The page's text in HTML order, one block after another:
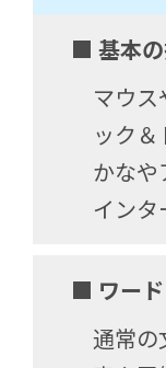
■ 基本
マウス
ック
かなや
イン
■ ワード
通常の